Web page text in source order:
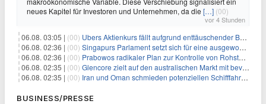
neues Kapitel für Investoren und Unternehmen, da die […] (00)
vor 4 Stunden
06.08. 03:05 | (00) Ubers Aktienkurs fällt aufgrund enttäuschender Buchungsprognose
06.08. 02:36 | (00) Singapurs Parlament setzt sich für eine ausgewogene wirtschaftliche Zukunft ein
06.08. 02:36 | (00) Prabowos radikaler Plan zur Kontrolle von Rohstoffexporten steht vor konkurrierenden Visionen
06.08. 02:35 | (00) Glencore zielt auf den australischen Markt mit bevorstehendem Sekundärlisting
06.08. 02:35 | (00) Iran und Oman schmieden potenziellen Schifffahrtsvertrag im Hormuskanal
BUSINESS/PRESSE